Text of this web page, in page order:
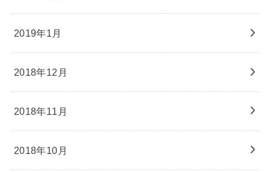
2019年1月
2018年12月
2018年11月
2018年10月